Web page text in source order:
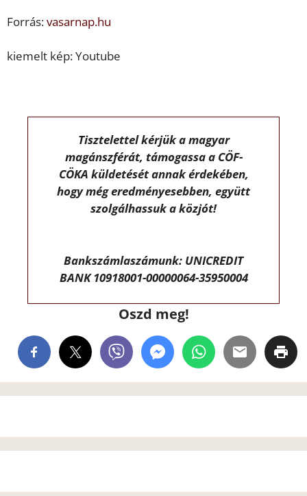
Forrás:vasarnap.hu
kiemelt kép: Youtube
Tisztelettel kérjük a magyar
magánszférát, támogassa a CÖF-
CÖKA küldetését annak érdekében,
hogy még eredményesebben, együtt
szolgálhassuk a közjót!
Bankszámlaszámunk: UNICREDIT
BANK 10918001-00000064-35950004
Oszd meg!